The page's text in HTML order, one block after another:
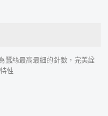
蠶絲最高最細的針數，完美詮
性